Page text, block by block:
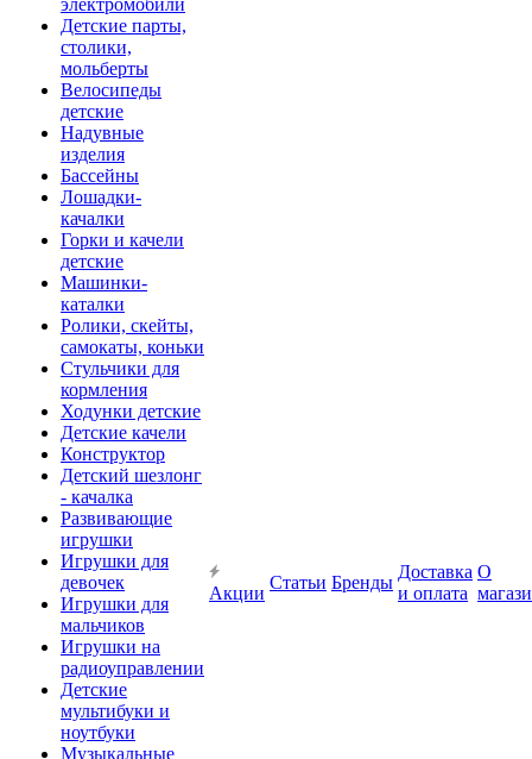
электромобили
Детские парты,
столики,
мольберты
Велосипеды
детские
Надувные
изделия
Бассейны
Лошадки-
качалки
Горки и качели
детские
Машинки-
каталки
Ролики, скейты,
самокаты, коньки
Стульчики для
кормления
Ходунки детские
Детские качели
Конструктор
Детский шезлонг
- качалка
Развивающие
игрушки
Игрушки для
девочек
Игрушки для
мальчиков
Игрушки на
радиоуправлении
Детские
мультибуки и
ноутбуки
Музыкальные
Акции
Статьи Бренды
Доставка
и оплата
О